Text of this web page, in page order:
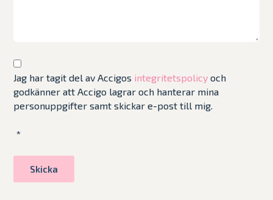
Jag har tagit del av Accigos integritetspolicy och
godkänner att Accigo lagrar och hanterar mina
personuppgifter samt skickar e-post till mig.
*